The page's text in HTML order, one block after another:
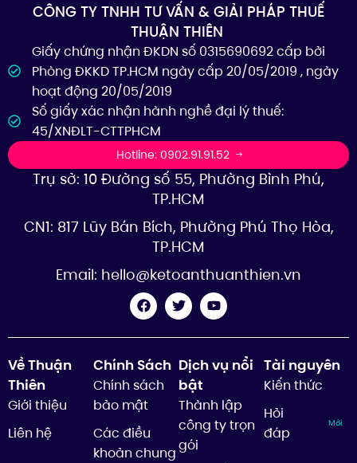
CÔNG TY TNHH TƯ VẤN & GIẢI PHÁP THUẾ
THUẬN THIÊN
Giấy chứng nhận ĐKDN số 0315690692 cấp bởi
Phòng ĐKKD TP.HCM ngày cấp 20/05/2019 , ngày
hoạt động 20/05/2019
Số giấy xác nhận hành nghề đại lý thuế:
45/XNĐLT-CTTPHCM
Hotline: 0902.91.91.52
Trụ sở: 10 Đường số 55, Phường Bình Phú,
TP.HCM
CN1: 817 Lũy Bán Bích, Phường Phú Thọ Hòa,
TP.HCM
Email: hello@ketoanthuanthien.vn
Về Thuận
Thiên
Giới thiệu
Liên hệ
Chính Sách
Chính sách
bảo mật
Các điều
khoản chung
Dịch vụ nổi
bật
Thành lập
công ty trọn
gói
Tài nguyên
Kiến thức
Hỏi
đáp
Mới